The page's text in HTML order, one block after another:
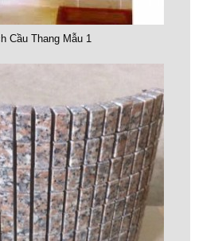
Cầu Thang Mẫu 1